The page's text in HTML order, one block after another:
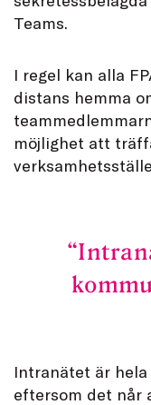
Teams.
I regel kan alla
distans hemma
möjlighet att
Intranätet är hela
eftersom det når